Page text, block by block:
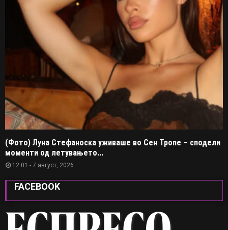
(Фото) Луна Стефаноска уживаше во Сен Тропе – сподели
моменти од летувањето...
12:01 - 7 август, 2026
FACEBOOK